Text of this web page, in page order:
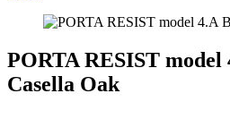
PORTA RESIST model
Casella Oak